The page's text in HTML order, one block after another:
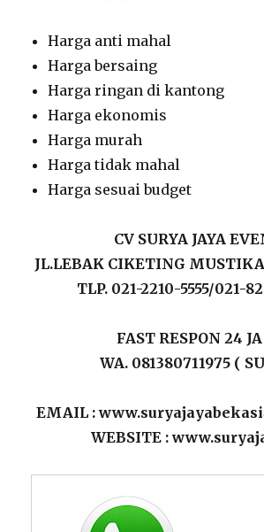
Harga anti mahal
Harga bersaing
Harga ringan di kantong
Harga ekonomis
Harga murah
Harga tidak mahal
Harga sesuai budget
CV SURYA JAYA
JL.LEBAK CIKETING
TLP. 021-2210-5555/021-
FAST RESPON 24
WA. 081380711975 (
EMAIL :
WEBSITE :